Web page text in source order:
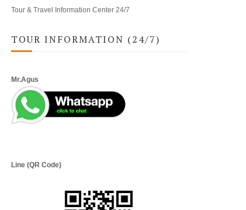
Tour & Travel Information Center 24/7
TOUR INFORMATION (24/7)
Mr.Agus
Line (QR Code)